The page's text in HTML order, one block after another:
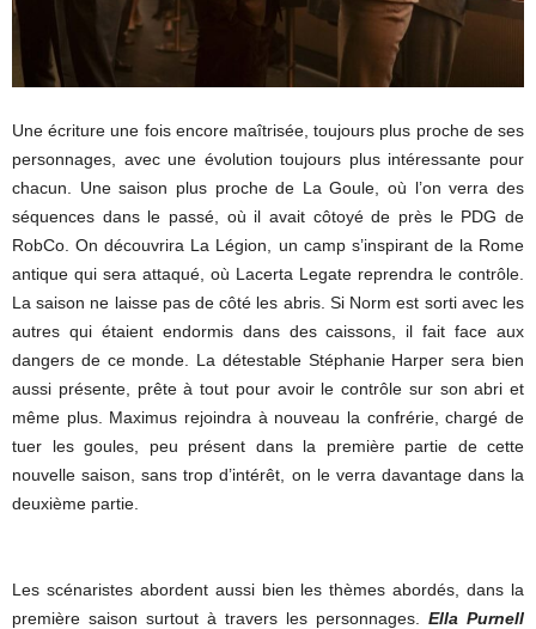
Une écriture une fois encore maîtrisée, toujours plus proche de ses
personnages, avec une évolution toujours plus intéressante pour
chacun. Une saison plus proche de La Goule, où l’on verra des
séquences dans le passé, où il avait côtoyé de près le PDG de
RobCo. On découvrira La Légion, un camp s’inspirant de la Rome
antique qui sera attaqué, où Lacerta Legate reprendra le contrôle.
La saison ne laisse pas de côté les abris. Si Norm est sorti avec les
autres qui étaient endormis dans des caissons, il fait face aux
dangers de ce monde. La détestable Stéphanie Harper sera bien
aussi présente, prête à tout pour avoir le contrôle sur son abri et
même plus. Maximus rejoindra à nouveau la confrérie, chargé de
tuer les goules, peu présent dans la première partie de cette
nouvelle saison, sans trop d’intérêt, on le verra davantage dans la
deuxième partie.
Les scénaristes abordent aussi bien les thèmes abordés, dans la
première saison surtout à travers les personnages. Ella Purnell